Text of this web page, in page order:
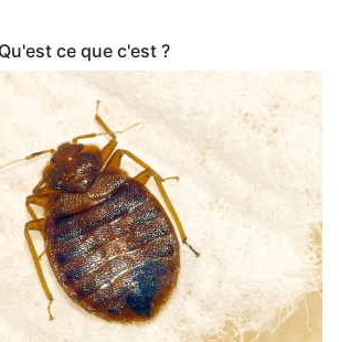
ce que c'est ?